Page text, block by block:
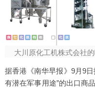
大川原化工机株式会社
据香港《南华早报》9月9
有潜在军事用途”的出口商